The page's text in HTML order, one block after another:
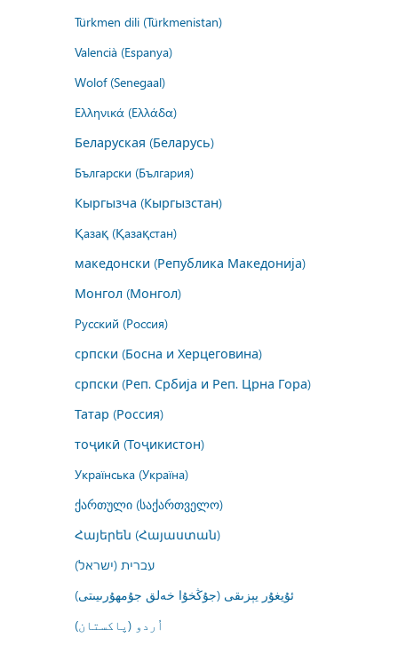
Türkmen dili (Türkmenistan)
Valencià (Espanya)
Wolof (Senegaal)
Ελληνικά (Ελλάδα)
Беларуская (Беларусь)
Български (България)
Кыргызча (Кыргызстан)
Қазақ (Қазақстан)
македонски (Република Македонија)
Монгол (Монгол)
Русский (Россия)
српски (Босна и Херцеговина)
српски (Реп. Србија и Реп. Црна Гора)
Татар (Россия)
тоҷикӣ (Тоҷикистон)
Українська (Україна)
ქართული (საქართველო)
Հայերեն (Հայաստան)
עברית (ישראל)
ئۇيغۇر يېزىقى (جۇڭخۇا خەلق جۇمھۇرىيىتى)
اُردو (پاکستان)